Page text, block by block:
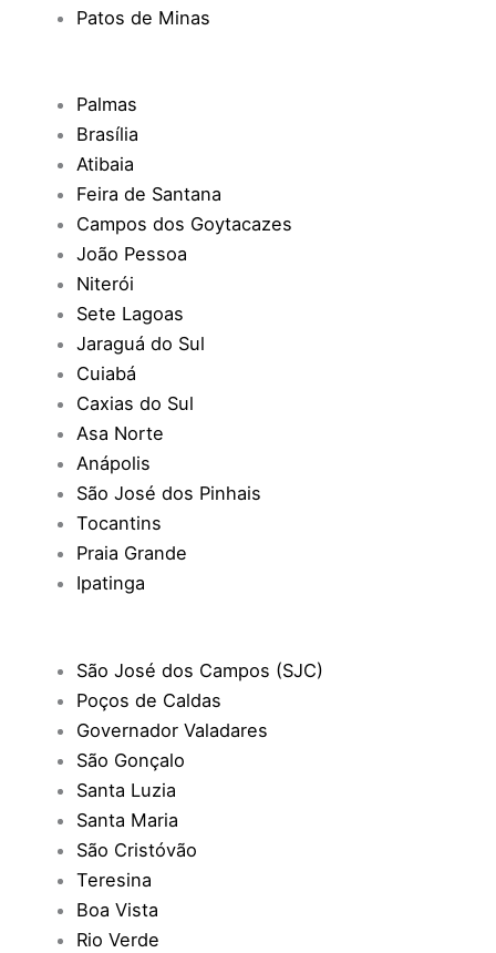
Patos de Minas
Palmas
Brasília
Atibaia
Feira de Santana
Campos dos Goytacazes
João Pessoa
Niterói
Sete Lagoas
Jaraguá do Sul
Cuiabá
Caxias do Sul
Asa Norte
Anápolis
São José dos Pinhais
Tocantins
Praia Grande
Ipatinga
São José dos Campos (SJC)
Poços de Caldas
Governador Valadares
São Gonçalo
Santa Luzia
Santa Maria
São Cristóvão
Teresina
Boa Vista
Rio Verde